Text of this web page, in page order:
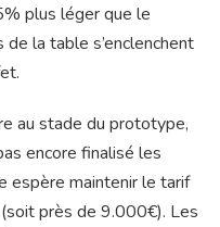
plus léger que le
la table s’enclenchent
au stade du prototype,
encore finalisé les
espère maintenir le tarif
près de 9.000€). Les